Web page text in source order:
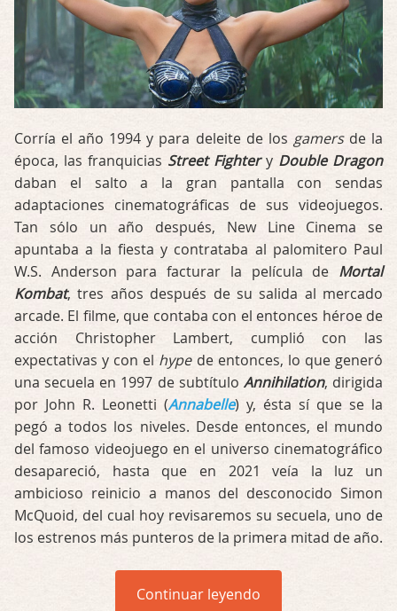
Corría el año 1994 y para deleite de los gamersde la
época, las franquicias Street Fightery Double Dragon
daban el salto a la gran pantalla con sendas
adaptaciones cinematográficas de sus videojuegos.
Tan sólo un año después, New Line Cinema se
apuntaba a la fiesta y contrataba al palomitero Paul
W.S. Anderson para facturar la película de Mortal
Kombat, tres años después de su salida al mercado
arcade. El filme, que contaba con el entonces héroe de
acción Christopher Lambert, cumplió con las
expectativas y con el hypede entonces, lo que generó
una secuela en 1997 de subtítulo Annihilation, dirigida
por John R. Leonetti (Annabelle) y, ésta sí que se la
pegó a todos los niveles. Desde entonces, el mundo
del famoso videojuego en el universo cinematográfico
desapareció, hasta que en 2021 veía la luz un
ambicioso reinicio a manos del desconocido Simon
McQuoid, del cual hoy revisaremos su secuela, uno de
los estrenos más punteros de la primera mitad de año.
Continuar leyendo